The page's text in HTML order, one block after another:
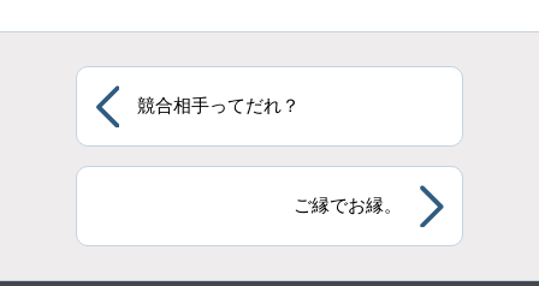
競合相手ってだれ？
ご縁でお縁。